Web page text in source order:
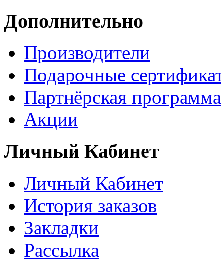
Дополнительно
Производители
Подарочные
Партнёрская программа
Акции
Личный Кабинет
Личный Кабинет
История заказов
Закладки
Рассылка